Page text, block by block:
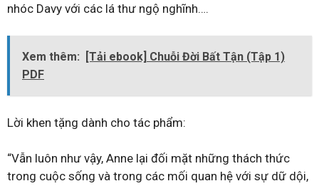
nhóc Davy với các lá thư ngộ nghĩnh….
Xem thêm:
[Tải ebook] Chuỗi Đời Bất Tận (Tập 1)
PDF
Lời khen tặng dành cho tác phẩm:
“Vẫn luôn như vậy, Anne lại đối mặt những thách thức
trong cuộc sống và trong các mối quan hệ với sự dữ dội,